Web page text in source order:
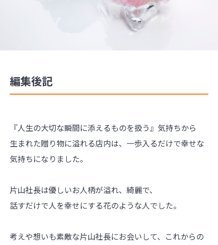
編集後記
『人生の大切な瞬間に添えるものを扱う』気持ちから
生まれた贈り物に溢れる店内は、一歩入るだけで幸せな
気持ちになりました。
片山社長は優しいお人柄が溢れ、綺麗で、
話すだけで人を幸せにする花のような人でした。
考えや想いも素敵な片山社長にお会いして、これからの